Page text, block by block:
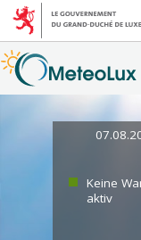
Keine
aktiv